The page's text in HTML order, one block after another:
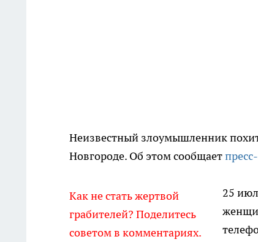
Неизвестный злоумышленник
Новгороде. Об этом сообщает
Как не стать жертвой
грабителей? Поделитесь
советом в комментариях.
25